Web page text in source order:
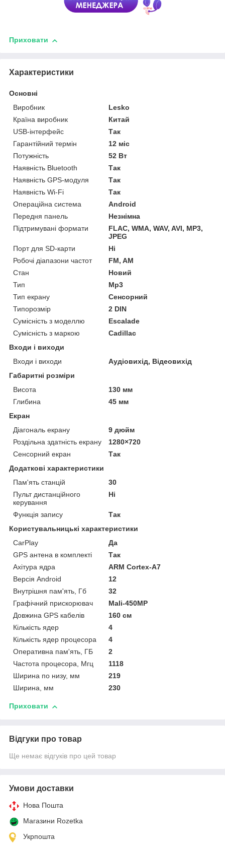
Приховати
Характеристики
Основні
Виробник
Lesko
Країна виробник
Китай
USB-інтерфейс
Так
Гарантійний термін
12 міс
Потужність
52 Вт
Наявність Bluetooth
Так
Наявність GPS-модуля
Так
Наявність Wi-Fi
Так
Операційна система
Android
Передня панель
Незнімна
Підтримувані формати
FLAC, WMA, WAV, AVI, MP3,
JPEG
Порт для SD-карти
Ні
Робочі діапазони частот
FM, AM
Стан
Новий
Тип
Mp3
Тип екрану
Сенсорний
Типорозмір
2 DIN
Сумісність з моделлю
Escalade
Сумісність з маркою
Cadillac
Входи і виходи
Входи і виходи
Аудіовихід, Відеовихід
Габаритні розміри
Висота
130 мм
Глибина
45 мм
Екран
Діагональ екрану
9 дюйм
Роздільна здатність екрану
1280×720
Сенсорний екран
Так
Додаткові характеристики
Пам'ять станцій
30
Пульт дистанційного
керування
Ні
Функція запису
Так
Користувальницькі характеристики
CarPlay
Да
GPS антена в комплекті
Так
Ахітура ядра
ARM Cortex-A7
Версія Android
12
Внутрішня пам'ять, Гб
32
Графічний прискорювач
Mali-450MP
Довжина GPS кабелів
160 см
Кількість ядер
4
Кількість ядер процесора
4
Оперативна пам'ять, ГБ
2
Частота процесора, Мгц
1118
Ширина по низу, мм
219
Ширина, мм
230
Приховати
Відгуки про товар
Ще немає відгуків про цей товар
Умови доставки
Нова Пошта
Магазини Rozetka
Укрпошта